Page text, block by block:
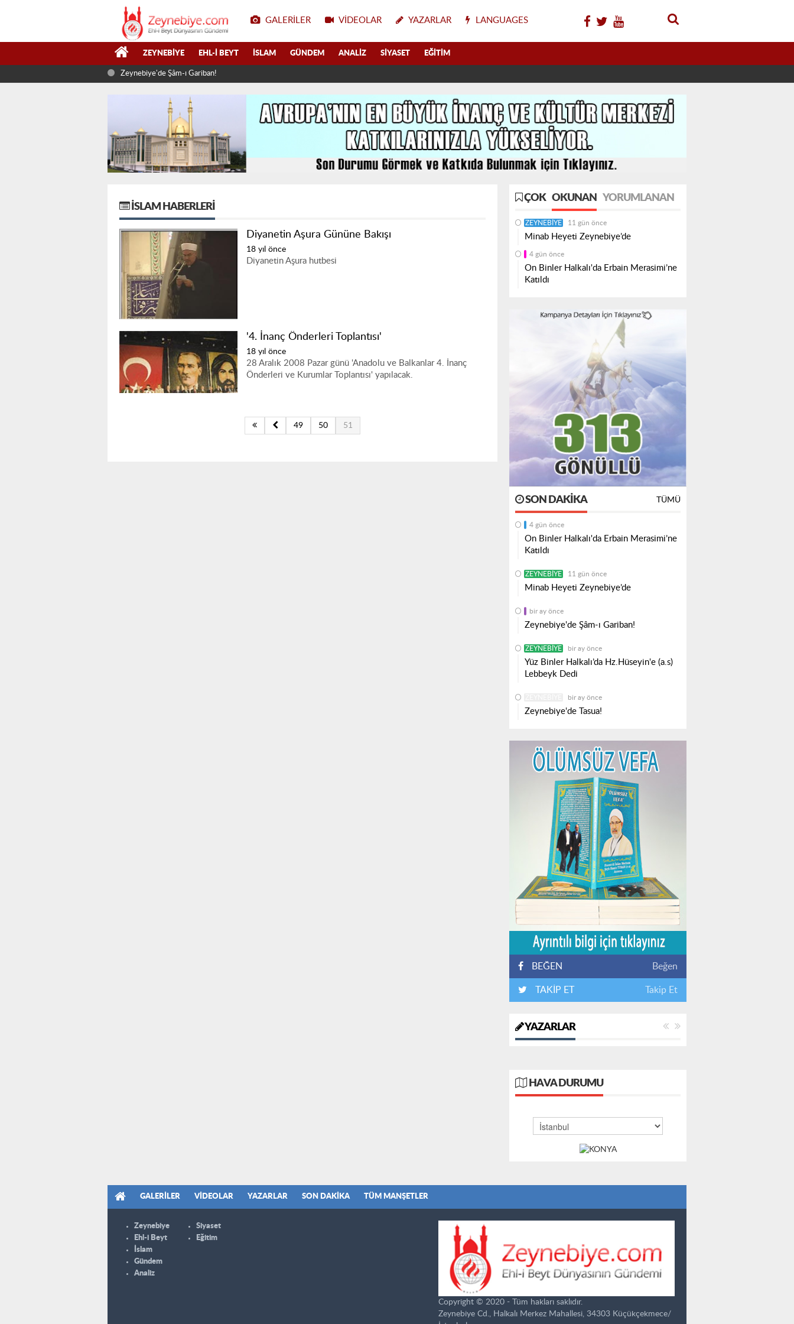
GALERILER VIDEOLAR YAZARLAR LANGUAGES
ZEYNEBIYE EHL-I BEYT İSLAM GÜNDEM ANALIZ SIYASET EĞITIM
Zeynebiye'de Şâm-ı Gariban!
İSLAM HABERLERI
Diyanetin Aşura Gününe Bakışı
18 yıl önce
Diyanetin Aşura hutbesi
'4. İnanç Önderleri Toplantısı'
18 yıl önce
28 Aralık 2008 Pazar günü 'Anadolu ve Balkanlar 4. İnanç
Önderleri ve Kurumlar Toplantısı' yapılacak.
49 50 51
ÇOK OKUNAN YORUMLANAN
ZEYNEBIYE 11 gün önce
Minab Heyeti Zeynebiye’de
4 gün önce
On Binler Halkalı'da Erbain Merasimi’ne
Katıldı
SON DAKIKA TÜMÜ
4 gün önce
On Binler Halkalı'da Erbain Merasimi’ne
Katıldı
ZEYNEBIYE 11 gün önce
Minab Heyeti Zeynebiye’de
bir ay önce
Zeynebiye'de Şâm-ı Gariban!
ZEYNEBIYE bir ay önce
Yüz Binler Halkalı’da Hz.Hüseyin'e (a.s)
Lebbeyk Dedi
bir ay önce
Zeynebiye'de Tasua!
BEĞEN Beğen
TAKİP ET Takip Et
YAZARLAR
HAVA DURUMU
GALERILER VIDEOLAR YAZARLAR SON DAKIKA TÜM MANŞETLER
Zeynebiye
Ehl-i Beyt
İslam
Gündem
Analiz
Siyaset
Eğitim
Copyright © 2020 - Tüm hakları saklıdır.
Zeynebiye Cd., Halkalı Merkez Mahallesi, 34303 Küçükçekmece/